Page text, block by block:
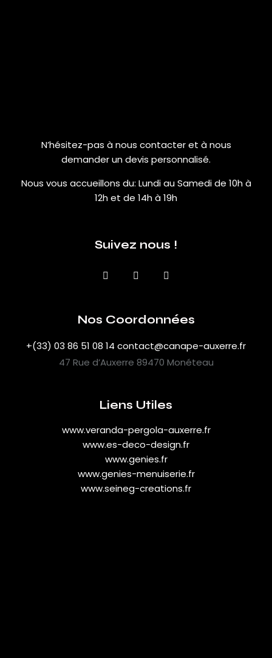
N’hésitez-pas à nous contacter et à nous
demander un devis personnalisé.
Nous vous accueillons du: Lundi au Samedi de 10h à
12h et de 14h à 19h
Suivez nous !
Nos Coordonnées
+(33) 03 86 51 08 14 contact@canape-auxerre.fr
47 Rue d’Auxerre 89470 Monéteau
Liens Utiles
www.veranda-pergola-auxerre.fr
www.es-deco-design.fr
www.genies.fr
www.genies-menuiserie.fr
www.seineg-creations.fr